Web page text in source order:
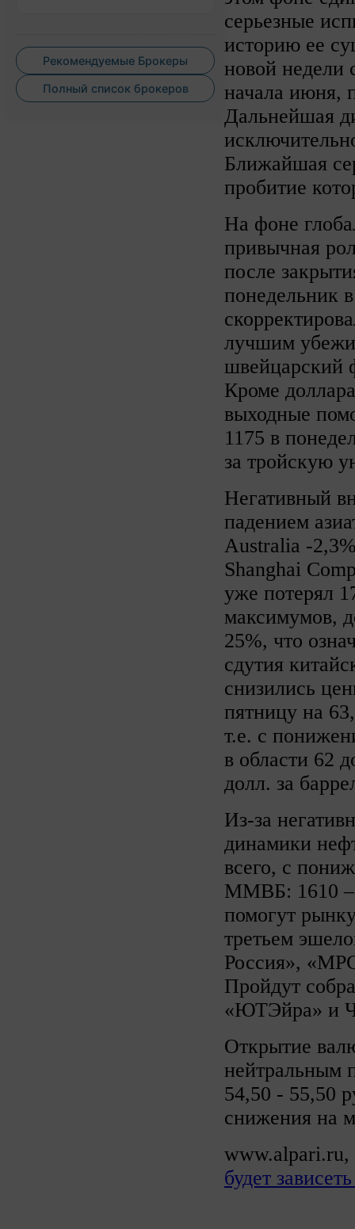
Рекомендуемые Брокеры
Полный список брокеров
серьезные
историю ее
новой недели
начала июня,
Дальнейшая
Ближайшая
пробитие
На фоне
привычная
после
понедельник
лучшим
швейцарский
Кроме
выходные
1175 в
за тройскую
Негативный
падением
Australia -
Shanghai
уже потерял
максимумов,
25%, что
сдутия
снизились
пятницу на
т.е. с
в области 62
долл. за
Из-за
динамики
всего, с
ММВБ: 1610 –
помогут
третьем
Россия»,
Пройдут
«ЮТЭйра» и
Открытие
нейтральным
54,50 - 55,50
снижения на
www.alpari.ru,
будет